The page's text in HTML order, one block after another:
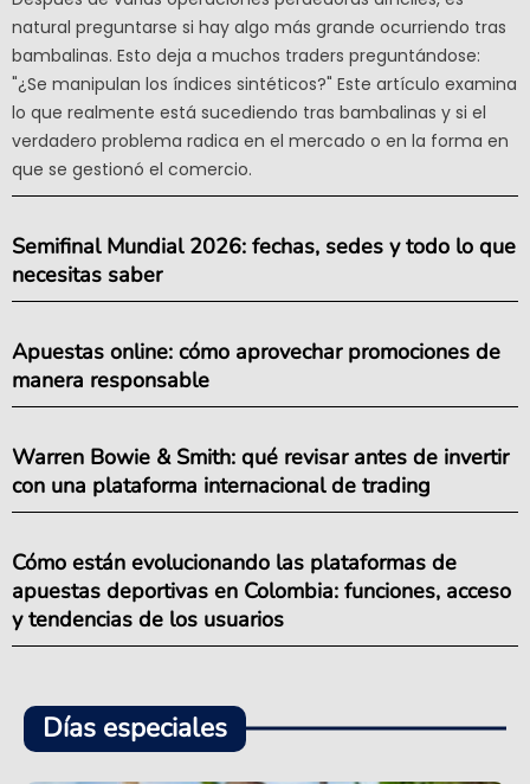
natural preguntarse si hay algo más grande ocurriendo tras
bambalinas. Esto deja a muchos traders preguntándose:
"¿Se manipulan los índices sintéticos?" Este artículo examina
lo que realmente está sucediendo tras bambalinas y si el
verdadero problema radica en el mercado o en la forma en
que se gestionó el comercio.
Semifinal Mundial 2026: fechas, sedes y todo lo que
necesitas saber
Apuestas online: cómo aprovechar promociones de
manera responsable
Warren Bowie & Smith: qué revisar antes de invertir
con una plataforma internacional de trading
Cómo están evolucionando las plataformas de
apuestas deportivas en Colombia: funciones, acceso
y tendencias de los usuarios
Días especiales